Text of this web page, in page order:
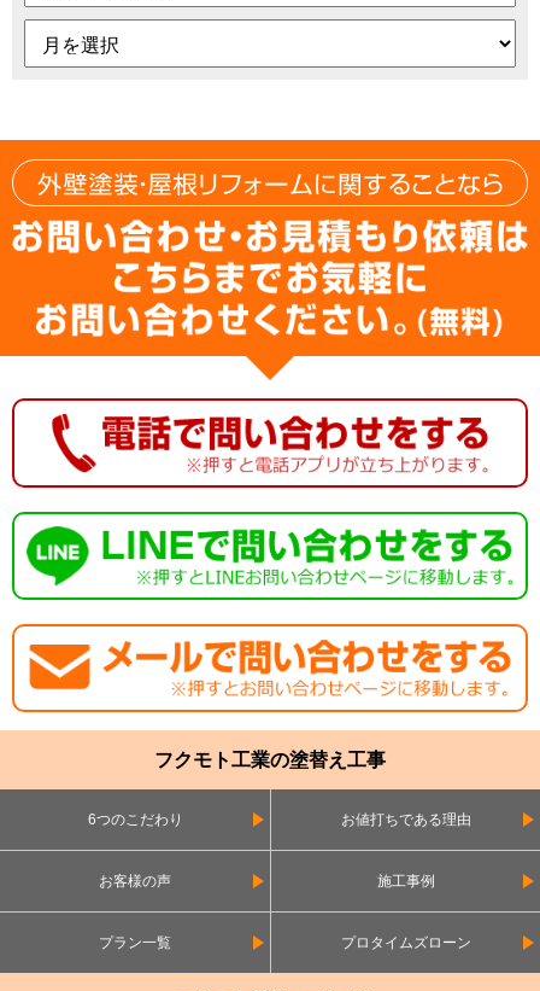
フクモト工業の塗替え工事
6つのこだわり お値打ちである理由
お客様の声 施工事例
プラン一覧 プロタイムズローン